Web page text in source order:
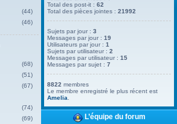
(44)
(46)
(68)
(51)
(67)
(74)
(69)
Total des post-it :62
Total des pièces jointes :21992
Sujets par jour :3
Messages par jour :19
Utilisateurs par jour :1
Sujets par utilisateur :2
Messages par utilisateur :15
Messages par sujet :7
8822 membres
Le membre enregistré le plus récent est
Amelia
L’équipe du forum